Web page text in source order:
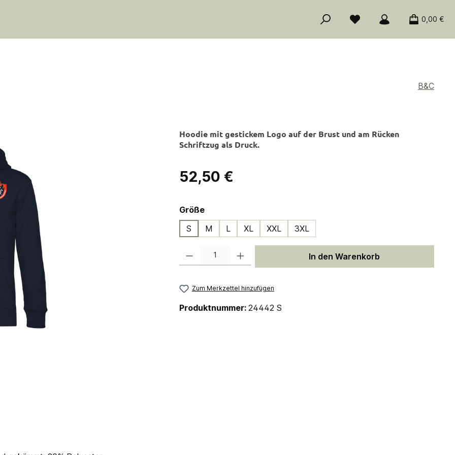
0,00 €
B&C
Hoodie mit gestickem Logo auf der Brust und am Rücken
Schriftzug als Druck.
Regulärer Preis:
52,50 €
Größeauswählen
S
M L XL XXL 3XL
In den Warenkorb
Zum Merkzettel hinzufügen
Produktnummer: 24442 S